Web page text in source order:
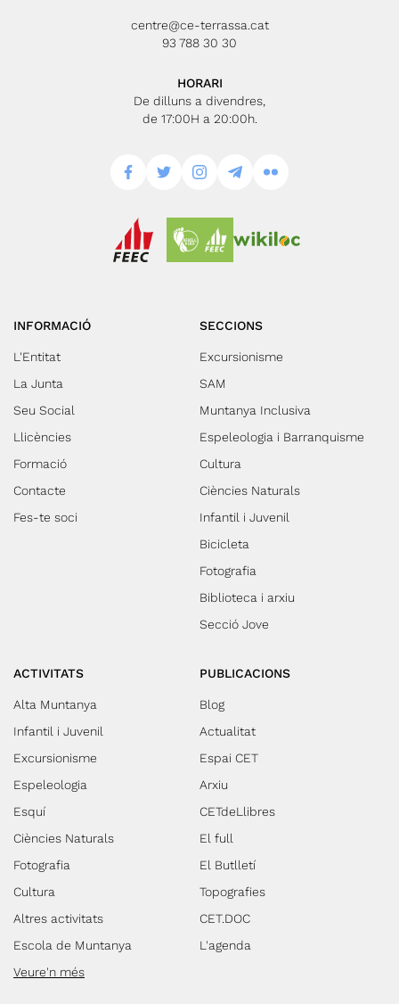
centre@ce-terrassa.cat
93 788 30 30
HORARI
De dilluns a divendres,
de 17:00H a 20:00h.
INFORMACIÓ
L'Entitat
La Junta
Seu Social
Llicències
Formació
Contacte
Fes-te soci
SECCIONS
Excursionisme
SAM
Muntanya Inclusiva
Espeleologia i Barranquisme
Cultura
Ciències Naturals
Infantil i Juvenil
Bicicleta
Fotografia
Biblioteca i arxiu
Secció Jove
ACTIVITATS
Alta Muntanya
Infantil i Juvenil
Excursionisme
Espeleologia
Esquí
Ciències Naturals
Fotografia
Cultura
Altres activitats
Escola de Muntanya
Veure'n més
PUBLICACIONS
Blog
Actualitat
Espai CET
Arxiu
CETdeLlibres
El full
El Butlletí
Topografies
CET.DOC
L'agenda